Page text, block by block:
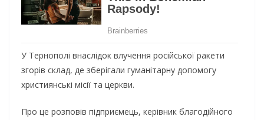
У Тернополі внаслідок влучення російської ракети
згорів склад, де зберігали гуманітарну допомогу
християнські місії та церкви.
Про це розповів підприємець, керівник благодійного